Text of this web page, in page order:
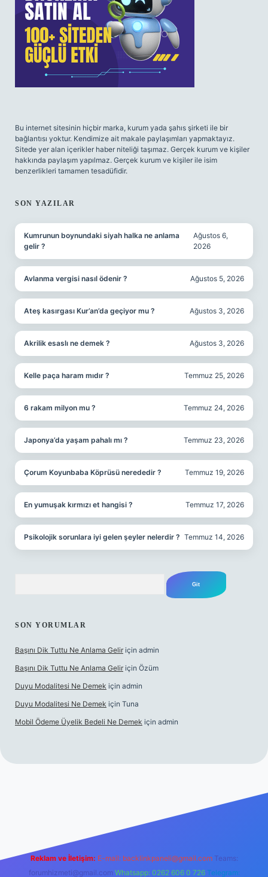
Bu internet sitesinin hiçbir marka, kurum yada şahıs şirketi ile bir
bağlantısı yoktur. Kendimize ait makale paylaşımları yapmaktayız.
Sitede yer alan içerikler haber niteliği taşımaz. Gerçek kurum ve kişiler
hakkında paylaşım yapılmaz. Gerçek kurum ve kişiler ile isim
benzerlikleri tamamen tesadüfidir.
SON YAZILAR
Kumrunun boynundaki siyah halka ne anlama
gelir ?
Ağustos 6,
2026
Avlanma vergisi nasıl ödenir ? Ağustos 5, 2026
Ateş kasırgası Kur’an’da geçiyor mu ? Ağustos 3, 2026
Akrilik esaslı ne demek ? Ağustos 3, 2026
Kelle paça haram mıdır ? Temmuz 25, 2026
6 rakam milyon mu ? Temmuz 24, 2026
Japonya’da yaşam pahalı mı ? Temmuz 23, 2026
Çorum Koyunbaba Köprüsü nerededir ? Temmuz 19, 2026
En yumuşak kırmızı et hangisi ? Temmuz 17, 2026
Psikolojik sorunlara iyi gelen şeyler nelerdir ? Temmuz 14, 2026
SON YORUMLAR
Başını Dik Tuttu Ne Anlama Gelir için admin
Başını Dik Tuttu Ne Anlama Gelir için Özüm
Duyu Modalitesi Ne Demek için admin
Duyu Modalitesi Ne Demek için Tuna
Mobil Ödeme Üyelik Bedeli Ne Demek için admin
Reklam ve İletişim: E-mail: backlinkpaneli@gmail.com Teams:
forumhizmeti@gmail.com Whatsapp: 0262 606 0 726 Telegram: